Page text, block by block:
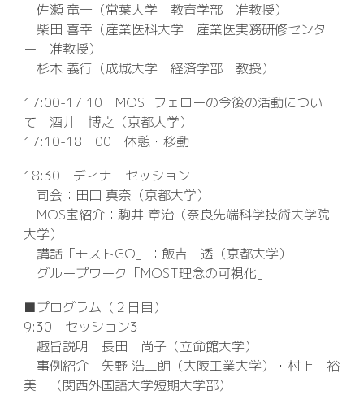
佐瀬 竜一（常葉大学 教育学部 准教授）
柴田 喜幸（産業医科大学 産業医実務研修センタ
ー 准教授）
杉本 義行（成城大学 経済学部 教授）
17:00-17:10 MOSTフェローの今後の活動につい
て 酒井 博之（京都大学）
17:10-18：00 休憩・移動
18:30 ディナーセッション
司会：田口 真奈（京都大学）
MOS宝紹介：駒井 章治（奈良先端科学技術大学院
大学）
講話「モストGO」：飯吉 透（京都大学）
グループワーク「MOST理念の可視化」
■プログラム（２日目）
9:30 セッション3
趣旨説明 長田 尚子（立命館大学）
事例紹介 矢野 浩二朗（大阪工業大学）・村上 裕
美 （関西外国語大学短期大学部）